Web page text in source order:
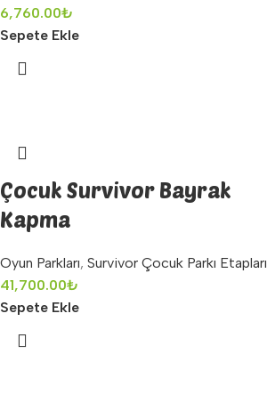
6,760.00₺
Sepete Ekle
Çocuk Survivor Bayrak
Kapma
Oyun Parkları, Survivor Çocuk Parkı Etapları
41,700.00₺
Sepete Ekle